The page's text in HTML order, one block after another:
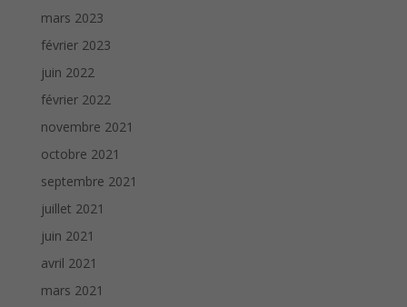
mars 2023
février 2023
juin 2022
février 2022
novembre 2021
octobre 2021
septembre 2021
juillet 2021
juin 2021
avril 2021
mars 2021